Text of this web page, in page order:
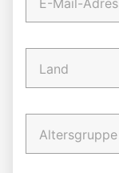
E-Mail-
Land
Altersgruppe